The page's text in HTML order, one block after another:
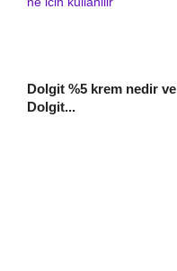
Dolgit %5 krem nedir ve
Dolgit...